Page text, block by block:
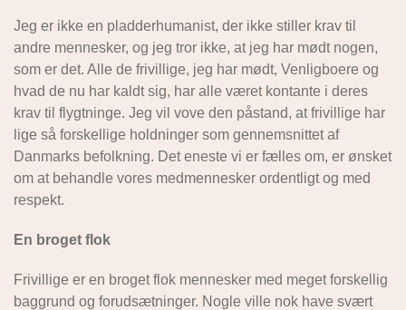
Jeg er ikke en pladderhumanist, der ikke stiller krav til
andre mennesker, og jeg tror ikke, at jeg har mødt nogen,
som er det. Alle de frivillige, jeg har mødt, Venligboere og
hvad de nu har kaldt sig, har alle været kontante i deres
krav til flygtninge. Jeg vil vove den påstand, at frivillige har
lige så forskellige holdninger som gennemsnittet af
Danmarks befolkning. Det eneste vi er fælles om, er ønsket
om at behandle vores medmennesker ordentligt og med
respekt.
En broget flok
Frivillige er en broget flok mennesker med meget forskellig
baggrund og forudsætninger. Nogle ville nok have svært